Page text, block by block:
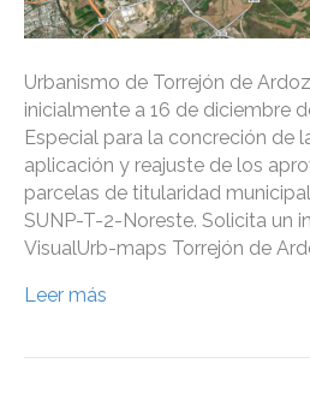
Urbanismo de Torrejón de
inicialmente a 16 de diciembre
Especial para la concreción de
aplicación y reajuste de los
parcelas de titularidad
SUNP-T-2-Noreste. Solicita un
VisualUrb-maps Torrejón de
Leer más